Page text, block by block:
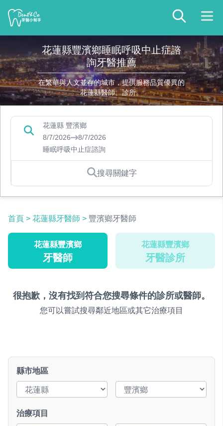
花蓮縣豐濱鄉睡眠呼吸中止症諮
詢牙醫推薦
在繁華與人文並存的城市，提供服務品質優異的
花蓮縣醫師、診所。
花蓮縣 豐濱鄉
8/7/2026
8/7/2026
睡眠呼吸中止症諮詢
搜尋關鍵字
首頁 > 花蓮縣牙醫師 > 豐濱鄉牙醫師
花蓮縣豐濱鄉
牙醫師
花蓮縣豐濱鄉
牙醫診所
很抱歉，沒有找到符合您搜尋條件的診所或醫師。
您可以嘗試搜尋鄰近地區或其它治療項目
縣市地區
治療項目